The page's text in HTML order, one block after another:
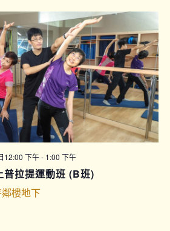
12:00 下午- 1:00 下午
普拉提運動班 (B班)
樓地下